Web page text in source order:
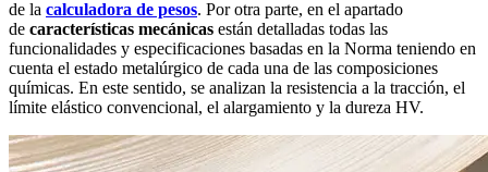
de la calculadora de pesos. Por otra parte, en el apartado
de características mecánicas están detalladas todas las
funcionalidades y especificaciones basadas en la Norma teniendo en
cuenta el estado metalúrgico de cada una de las composiciones
químicas. En este sentido, se analizan la resistencia a la tracción, el
límite elástico convencional, el alargamiento y la dureza HV.